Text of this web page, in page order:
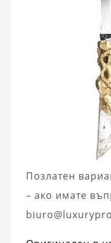
Позлатен
– ако имате